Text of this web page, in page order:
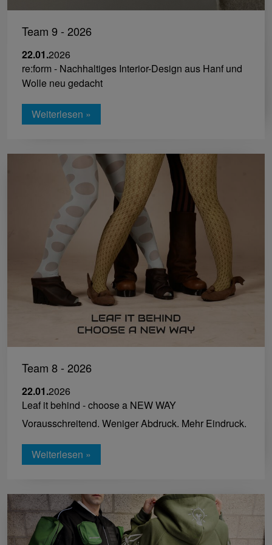
Team 9 - 2026
22.01.2026
re:form - Nachhaltiges Interior-Design aus Hanf und
Wolle neu gedacht
Weiterlesen »
Team 8 - 2026
22.01.2026
Leaf it behind - choose a NEW WAY
Vorausschreitend. Weniger Abdruck. Mehr Eindruck.
Weiterlesen »